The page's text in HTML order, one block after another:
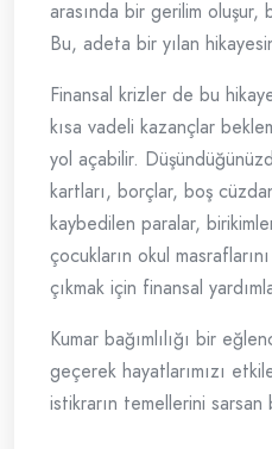
arasında bir gerilim oluşur,
Bu, adeta bir yılan
Finansal krizler de bu
kısa vadeli kazançlar
yol açabilir.
kartları, borçlar, boş
kaybedilen paralar,
çocukların okul
çıkmak için finansal
Kumar bağımlılığı bir
geçerek hayatlarımızı
istikrarın temellerini sarsan